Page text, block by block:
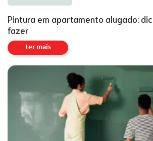
Pintura em apartamento alugado:
fazer
Ler mais